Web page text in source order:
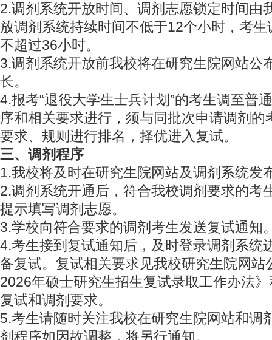
2.调剂系统开放时间、调剂志愿锁定时间由
放调剂系统持续时间不低于12个小时，考
不超过36小时。
3.调剂系统开放前我校将在研究生院网站公
长。
4.报考“退役大学生士兵计划”的考生调至普
序和相关要求进行，须与同批次申请调剂的
要求、规则进行排名，择优进入复试。
三、调剂程序
1.我校将及时在研究生院网站及调剂系统发
2.调剂系统开通后，符合我校调剂要求的考
提示填写调剂志愿。
3.学校向符合要求的调剂考生发送复试通知
4.考生接到复试通知后，及时登录调剂系统
备复试。复试相关要求见我校研究生院网站
2026年硕士研究生招生复试录取工作办法
复试和调剂要求。
5.考生请随时关注我校在研究生院网站和调
剂程序如因故调整，将另行通知。